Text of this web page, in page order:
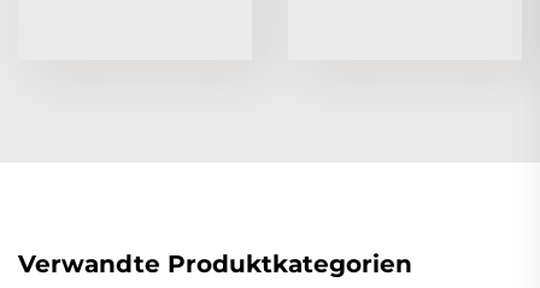
Verwandte Produktkategorien